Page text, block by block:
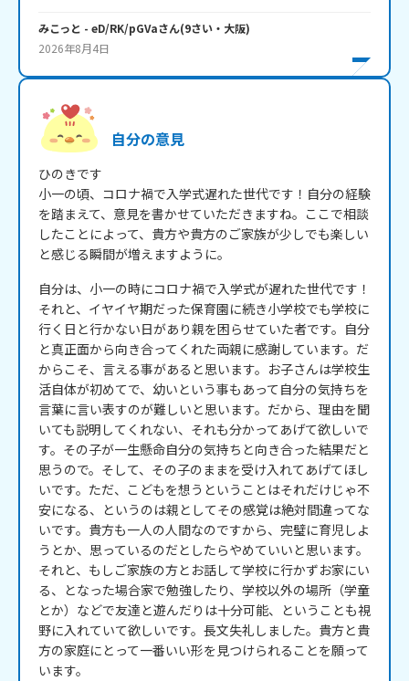
みこっと - eD/RK/pGVaさん(9さい・ 大阪)
2026年8月4日
自分の意見
ひのきです
小一の頃、コロナ禍で入学式遅れた世代です！自分の経験
を踏まえて、意見を書かせていただきますね。ここで相談
したことによって、貴方や貴方のご家族が少しでも楽しい
と感じる瞬間が増えますように。
自分は、小一の時にコロナ禍で入学式が遅れた世代です！
それと、イヤイヤ期だった保育園に続き小学校でも学校に
行く日と行かない日があり親を困らせていた者です。自分
と真正面から向き合ってくれた両親に感謝しています。だ
からこそ、言える事があると思います。お子さんは学校生
活自体が初めてで、幼いという事もあって自分の気持ちを
言葉に言い表すのが難しいと思います。だから、理由を聞
いても説明してくれない、それも分かってあげて欲しいで
す。その子が一生懸命自分の気持ちと向き合った結果だと
思うので。そして、その子のままを受け入れてあげてほし
いです。ただ、こどもを想うということはそれだけじゃ不
安になる、というのは親としてその感覚は絶対間違ってな
いです。貴方も一人の人間なのですから、完璧に育児しよ
うとか、思っているのだとしたらやめていいと思います。
それと、もしご家族の方とお話して学校に行かずお家にい
る、となった場合家で勉強したり、学校以外の場所（学童
とか）などで友達と遊んだりは十分可能、ということも視
野に入れていて欲しいです。長文失礼しました。貴方と貴
方の家庭にとって一番いい形を見つけられることを願って
います。